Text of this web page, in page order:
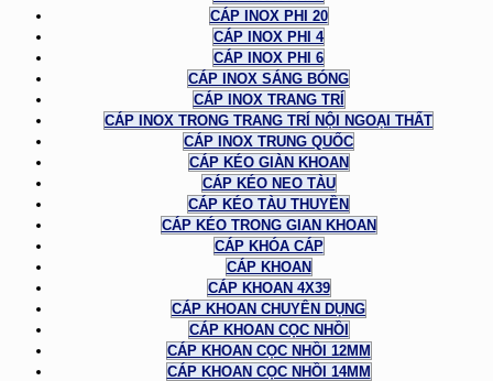
CÁP INOX PHI 20
CÁP INOX PHI 4
CÁP INOX PHI 6
CÁP INOX SÁNG BÓNG
CÁP INOX TRANG TRÍ
CÁP INOX TRONG TRANG TRÍ NỘI NGOẠI THẤT
CÁP INOX TRUNG QUỐC
CÁP KÉO GIÀN KHOAN
CÁP KÉO NEO TÀU
CÁP KÉO TÀU THUYỀN
CÁP KÉO TRONG GIAN KHOAN
CÁP KHÓA CÁP
CÁP KHOAN
CÁP KHOAN 4X39
CÁP KHOAN CHUYÊN DỤNG
CÁP KHOAN CỌC NHỒI
CÁP KHOAN CỌC NHỒI 12MM
CÁP KHOAN CỌC NHỒI 14MM